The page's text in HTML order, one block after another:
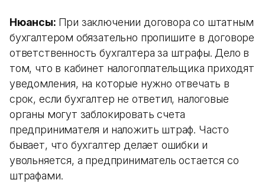
Нюансы: При заключении договора со штатным
бухгалтером обязательно пропишите в договоре
ответственность бухгалтера за штрафы. Дело в
том, что в кабинет налогоплательщика приходят
уведомления, на которые нужно отвечать в
срок, если бухгалтер не ответил, налоговые
органы могут заблокировать счета
предпринимателя и наложить штраф. Часто
бывает, что бухгалтер делает ошибки и
увольняется, а предприниматель остается со
штрафами.